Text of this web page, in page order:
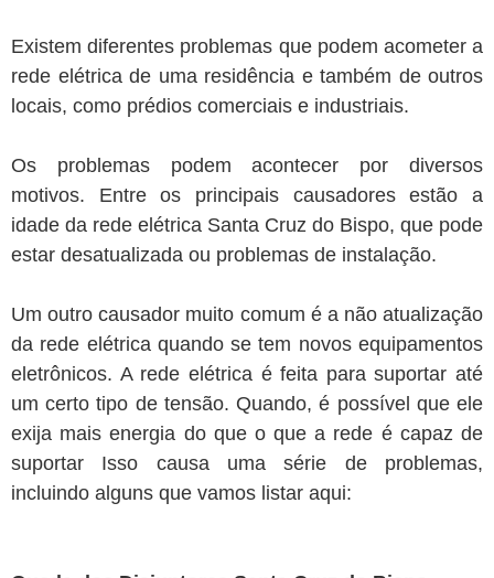
Existem diferentes problemas que podem acometer a
rede elétrica de uma residência e também de outros
locais, como prédios comerciais e industriais.
Os problemas podem acontecer por diversos
motivos. Entre os principais causadores estão a
idade da rede elétrica Santa Cruz do Bispo, que pode
estar desatualizada ou problemas de instalação.
Um outro causador muito comum é a não atualização
da rede elétrica quando se tem novos equipamentos
eletrônicos. A rede elétrica é feita para suportar até
um certo tipo de tensão. Quando, é possível que ele
exija mais energia do que o que a rede é capaz de
suportar Isso causa uma série de problemas,
incluindo alguns que vamos listar aqui: